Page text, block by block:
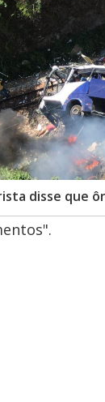
disse que